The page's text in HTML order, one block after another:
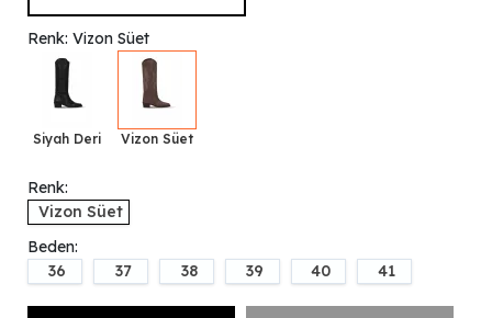
Renk: Vizon Süet
Siyah Deri Vizon Süet
Renk:
Vizon Süet
Beden:
36
37 38 39 40 41